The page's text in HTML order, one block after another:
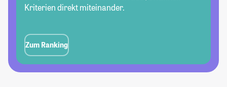
Kriterien direkt miteinander.
Zum Ranking